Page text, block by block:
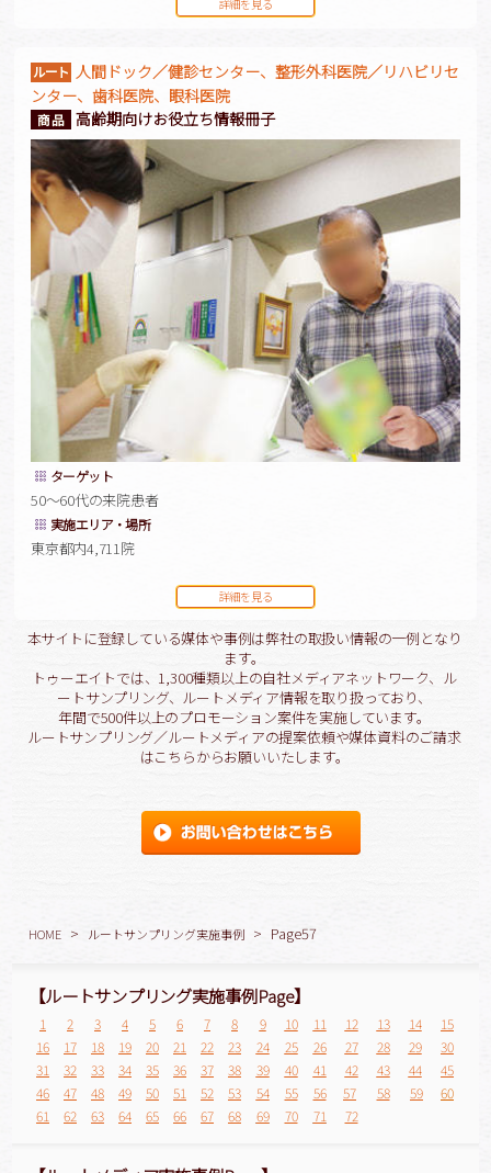
詳細を見る
人間ドック／健診センター、整形外科医院／リハビリセ
ンター、歯科医院、眼科医院
高齢期向けお役立ち情報冊子
ターゲット
50～60代の来院患者
実施エリア・場所
東京都内4,711院
詳細を見る
本サイトに登録している媒体や事例は弊社の取扱い情報の一例となり
ます。
トゥーエイトでは、1,300種類以上の自社メディアネットワーク、ル
ートサンプリング、ルートメディア情報を取り扱っており、
年間で500件以上のプロモーション案件を実施しています。
ルートサンプリング／ルートメディアの提案依頼や媒体資料のご請求
はこちらからお願いいたします。
HOME > ルートサンプリング実施事例 > Page57
【ルートサンプリング実施事例Page】
1 2 3 4 5 6 7 8 9 10 11 12 13 14
15
16
17 18 19 20 21 22 23 24 25 26 27 28 29
30
31
32 33 34 35 36 37 38 39 40 41 42 43 44
45
46
47 48 49 50 51 52 53 54 55 56 57 58 59
60
61
62 63 64 65 66 67 68 69 70 71 72